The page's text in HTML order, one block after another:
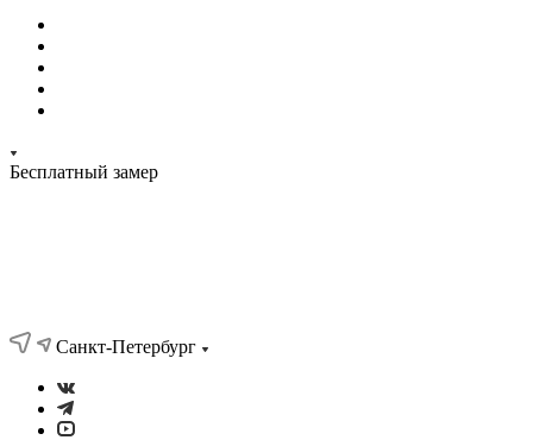
Бесплатный замер
Санкт-Петербург